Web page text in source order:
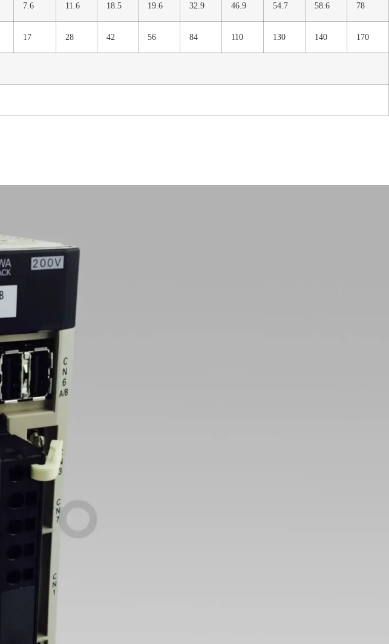
7.6 11.6 18.5 19.6 32.9 46.9 54.7 58.6 78
17 28 42 56 84 110 130 140 170